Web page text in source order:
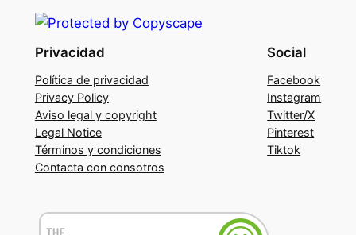
Privacidad
Política de privacidad
Privacy Policy
Aviso legal y copyright
Legal Notice
Términos y condiciones
Contacta con consotros
Social
Facebook
Instagram
Twitter/X
Pinterest
Tiktok